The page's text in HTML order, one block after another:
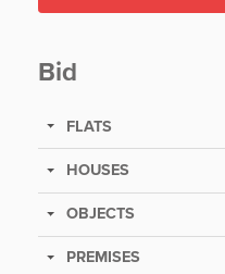
Bid
FLATS
HOUSES
OBJECTS
PREMISES